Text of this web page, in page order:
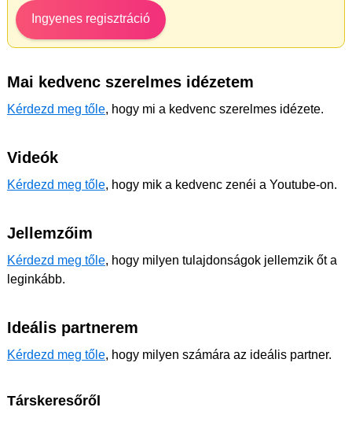
Ingyenes regisztráció
Mai kedvenc szerelmes idézetem
Kérdezd meg tőle, hogy mi a kedvenc szerelmes idézete.
Videók
Kérdezd meg tőle, hogy mik a kedvenc zenéi a Youtube-on.
Jellemzőim
Kérdezd meg tőle, hogy milyen tulajdonságok jellemzik őt a
leginkább.
Ideális partnerem
Kérdezd meg tőle, hogy milyen számára az ideális partner.
Társkeresőről